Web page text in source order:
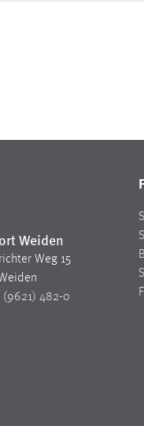
Weiden
Weg 15
(9621) 482-0
1 Jahr
zu können.